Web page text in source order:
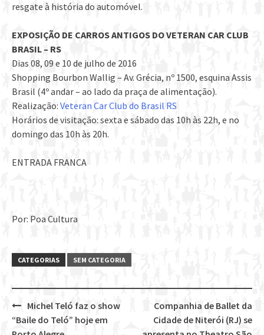
resgate à história do automóvel.
EXPOSIÇÃO DE CARROS ANTIGOS DO VETERAN CAR CLUB
BRASIL – RS
Dias 08, 09 e 10 de julho de 2016
Shopping Bourbon Wallig – Av. Grécia, nº 1500, esquina Assis
Brasil (4º andar – ao lado da praça de alimentação).
Realização: Veteran Car Club do Brasil RS
Horários de visitação: sexta e sábado das 10h às 22h, e no
domingo das 10h às 20h.
ENTRADA FRANCA
Por: Poa Cultura
CATEGORIAS SEM CATEGORIA
Post
Companhia de Ballet da
Cidade de Niterói (RJ) se
Michel Teló faz o show
“Baile do Teló” hoje em